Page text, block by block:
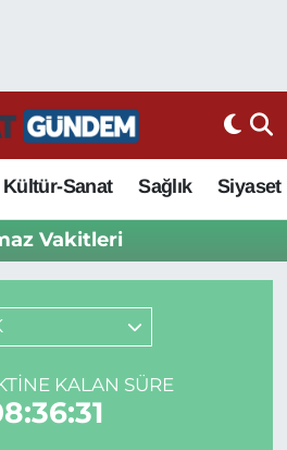
Kültür-Sanat Sağlık Siyaset
Vakitleri
KALAN SÜRE